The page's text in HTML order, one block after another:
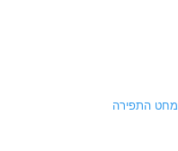
מחט התפירה